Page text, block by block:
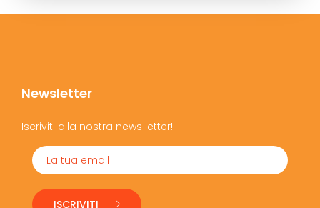
Newsletter
Iscriviti alla nostra news letter!
ISCRIVITI